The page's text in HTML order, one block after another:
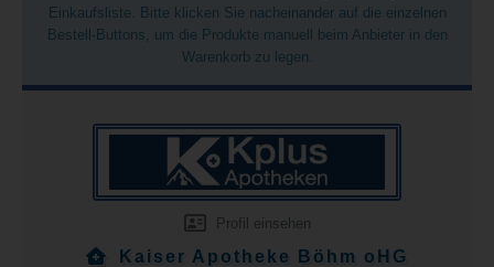
Einkaufsliste. Bitte klicken Sie nacheinander auf die einzelnen
Bestell-Buttons, um die Produkte manuell beim Anbieter in den
Warenkorb zu legen.
Profil einsehen
Kaiser Apotheke Böhm oHG